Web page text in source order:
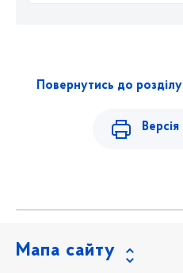
Повернутись до розділу
Мапа сайту